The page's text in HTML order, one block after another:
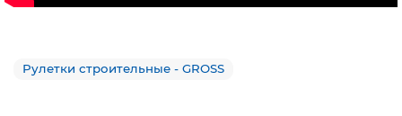
Рулетки строительные - GROSS